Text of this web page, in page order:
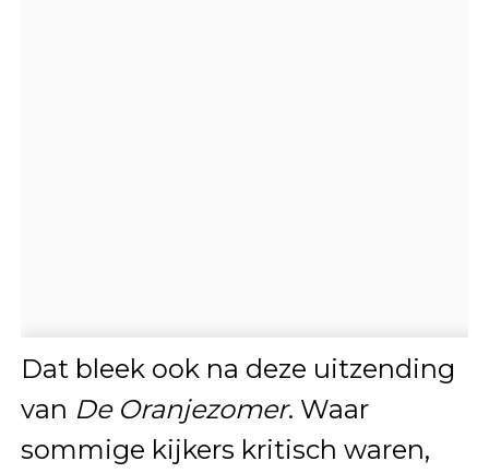
Dat bleek ook na deze uitzending
van De Oranjezomer. Waar
sommige kijkers kritisch waren,